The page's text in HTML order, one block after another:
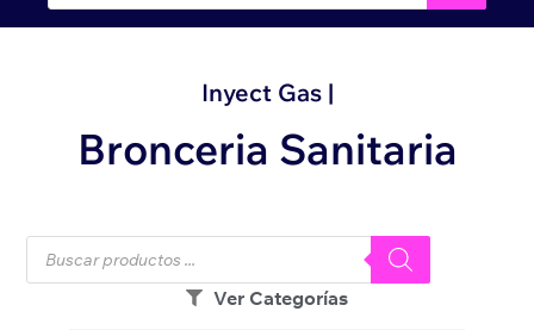
Inyect Gas |
Bronceria Sanitaria
Ver Categorías